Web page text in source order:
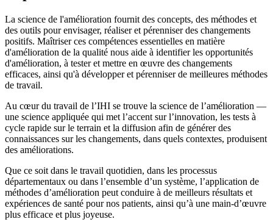
La science de l'amélioration fournit des concepts, des méthodes et
des outils pour envisager, réaliser et pérenniser des changements
positifs. Maîtriser ces compétences essentielles en matière
d'amélioration de la qualité nous aide à identifier les opportunités
d'amélioration, à tester et mettre en œuvre des changements
efficaces, ainsi qu'à développer et pérenniser de meilleures méthodes
de travail.
Au cœur du travail de l’IHI se trouve la science de l’amélioration —
une science appliquée qui met l’accent sur l’innovation, les tests à
cycle rapide sur le terrain et la diffusion afin de générer des
connaissances sur les changements, dans quels contextes, produisent
des améliorations.
Que ce soit dans le travail quotidien, dans les processus
départementaux ou dans l’ensemble d’un système, l’application de
méthodes d’amélioration peut conduire à de meilleurs résultats et
expériences de santé pour nos patients, ainsi qu’à une main-d’œuvre
plus efficace et plus joyeuse.